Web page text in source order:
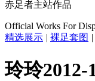
赤足者主站作品
Official Works For
精选展示 | 裸足套图 |
玲玲2012-